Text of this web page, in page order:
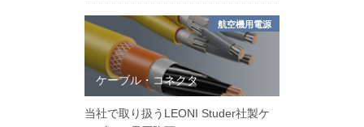
航空機用電源
ケーブル・コネクタ
当社で取り扱うLEONI Studer社製ケ